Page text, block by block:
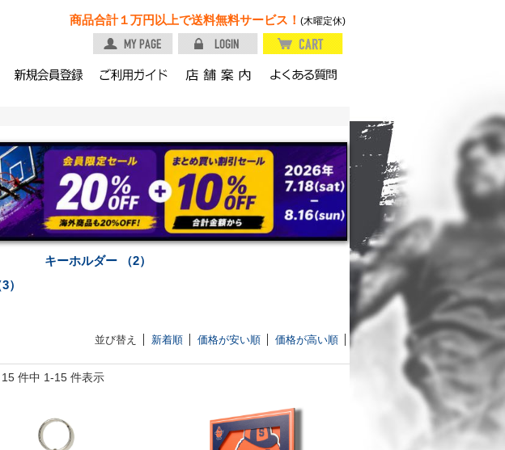
商品合計１万円以上で送料無料サービス！ (木曜定休)
キーホルダー （2）
）
並び替え 新着順 価格が安い順 価格が高い順
15 件中 1-15 件表示